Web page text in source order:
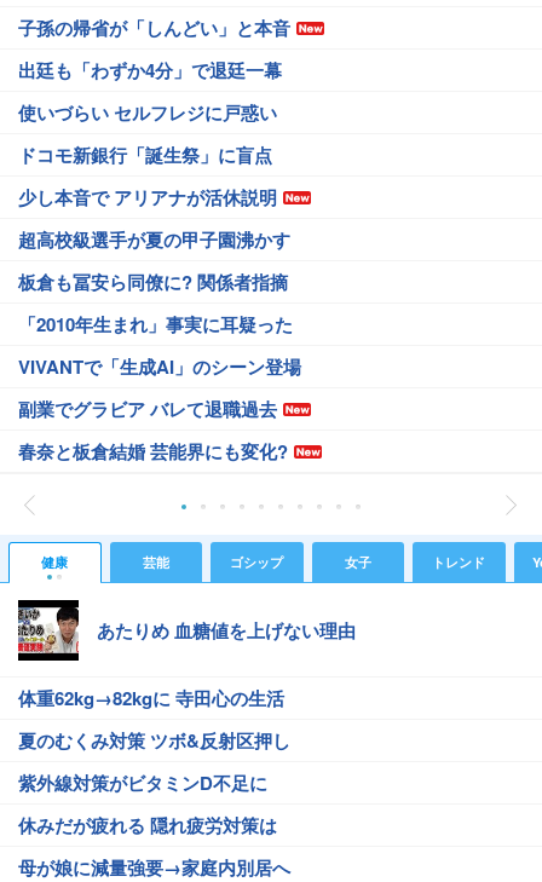
子孫の帰省が「しんどい」と本音
出廷も「わずか4分」で退廷一幕
使いづらい セルフレジに戸惑い
ドコモ新銀行「誕生祭」に盲点
少し本音で アリアナが活休説明
超高校級選手が夏の甲子園沸かす
板倉も冨安ら同僚に? 関係者指摘
「2010年生まれ」事実に耳疑った
VIVANTで「生成AI」のシーン登場
副業でグラビア バレて退職過去
春奈と板倉結婚 芸能界にも変化?
健康 芸能 ゴシップ 女子 トレンド
あたりめ 血糖値を上げない理由
体重62kg→82kgに 寺田心の生活
夏のむくみ対策 ツボ&反射区押し
紫外線対策がビタミンD不足に
休みだが疲れる 隠れ疲労対策は
母が娘に減量強要→家庭内別居へ